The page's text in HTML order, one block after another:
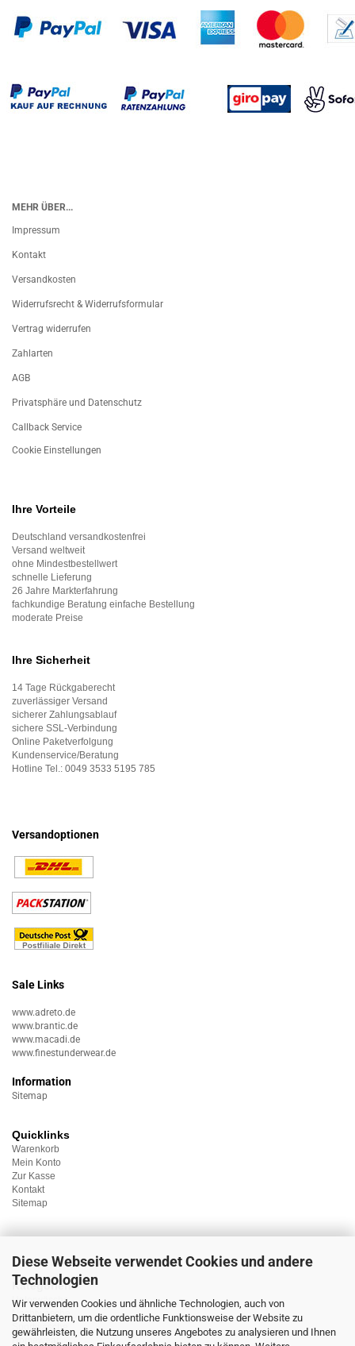
Diese Webseite verwendet Cookies und andere
Technologien
Wir verwenden Cookies und ähnliche Technologien, auch von
Drittanbietern, um die ordentliche Funktionsweise der Website zu
gewährleisten, die Nutzung unseres Angebotes zu analysieren und Ihnen
MEHR ÜBER...
Impressum
Kontakt
Versandkosten
Widerrufsrecht & Widerrufsformular
Vertrag widerrufen
Zahlarten
AGB
Privatsphäre und Datenschutz
Callback Service
Cookie Einstellungen
Ihre Vorteile
Deutschland versandkostenfrei
Versand weltweit
ohne Mindestbestellwert
schnelle Lieferung
26 Jahre Markterfahrung
fachkundige Beratung einfache Bestellung
moderate Preise
Ihre Sicherheit
14 Tage Rückgaberecht
zuverlässiger Versand
sicherer Zahlungsablauf
sichere SSL-Verbindung
Online Paketverfolgung
Kundenservice/Beratung
Hotline Tel.: 0049 3533 5195 785
Versandoptionen
Sale Links
www.adreto.de
www.brantic.de
www.macadi.de
www.finestunderwear.de
Information
Sitemap
Quicklinks
Warenkorb
Mein Konto
Zur Kasse
Kontakt
Sitemap
Kategorien
Unterwäsche
Nachtwäsche
Sportwäsche
Homewear